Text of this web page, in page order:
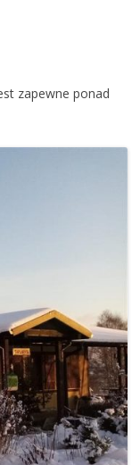
zapewne ponad